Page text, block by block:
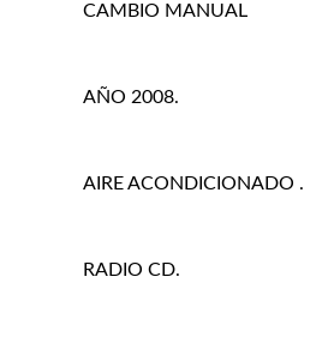
CAMBIO MANUAL
AÑO 2008.
AIRE ACONDICIONADO .
RADIO CD.